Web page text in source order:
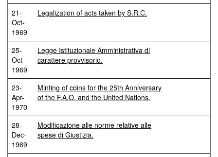
21-
Oct-
1969
Legalization of acts taken by S.R.C.
25-
Oct-
1969
Legge Istituzionale Amministrativa di
carattere provvisorio.
23-
Apr-
1970
Minting of coins for the 25th Anniversary
of the F.A.O. and the United Nations.
28-
Dec-
1969
Modificazione alle norme relative alle
spese di Giustizia.